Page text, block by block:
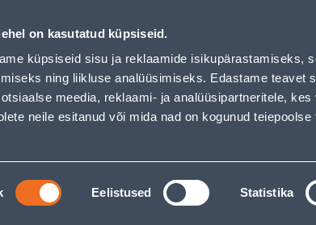
on kasutatud küpsiseid.
küpsiseid sisu ja reklaamide isikupärastamiseks,
ning liikluse analüüsimiseks. Edastame teavet
meedia, reklaami- ja analüüsipartneritele,
neile esitanud või mida nad on kogunud
Eelistused Statistika
клиентов Обслуживание частных клиентов
АКЦИИ КАТАЛОГИ АРЕНДА